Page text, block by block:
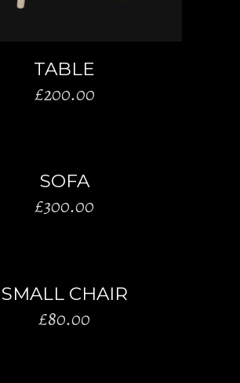
TABLE
£200.00
SOFA
£300.00
SMALL CHAIR
£80.00